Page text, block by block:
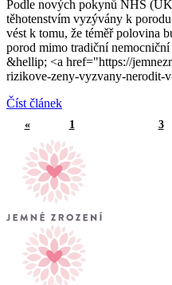
Podle nových pokynů NHS
těhotenstvím vyzývány k
vést k tomu, že téměř polovina
porod mimo tradiční
&hellip; <a href="https://
rizikove-zeny-vyzvany-nerodit-
Číst článek
« 1 3